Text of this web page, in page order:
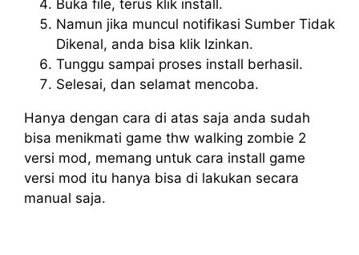
Buka file, terus klik install.
Namun jika muncul notifikasi Sumber Tidak
Dikenal, anda bisa klik Izinkan.
Tunggu sampai proses install berhasil.
Selesai, dan selamat mencoba.
Hanya dengan cara di atas saja anda sudah
bisa menikmati game thw walking zombie 2
versi mod, memang untuk cara install game
versi mod itu hanya bisa di lakukan secara
manual saja.